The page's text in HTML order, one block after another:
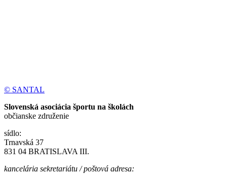
© SANTAL
Slovenská asociácia športu na školách
občianske združenie
sídlo:
Trnavská 37
831 04 BRATISLAVA III.
kancelária sekretariátu / poštová adresa: